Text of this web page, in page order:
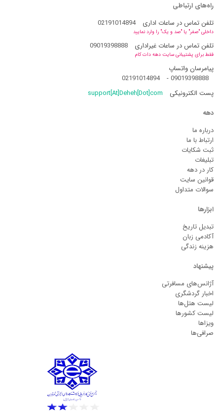
راه‌های ارتباطی
تلفن تماس در ساعات اداری
02191014894
داخلی "صفر" یا "صد و یک" را وارد نمایید
تلفن تماس در ساعات غیراداری 09019398888
فقط برای پشتیبانی سایت دهه دات کام
پیامرسان واتساپ
09019398888
-
02191014894
پست الکترونیکی
support[At]Deheh[Dot]com
دهه
درباره ما
ارتباط با ما
ثبت شکایات
تبلیغات
کار در دهه
قوانین سایت
سوالات متداول
ابزارها
تبدیل تاریخ
آکادمی زبان
هزینه زندگی
پیشنهاد
آژانس‌های مسافرتی
اخبار گردشگری
لیست هتل‌ها
لیست کشورها
ویزاها
صرافی‌ها